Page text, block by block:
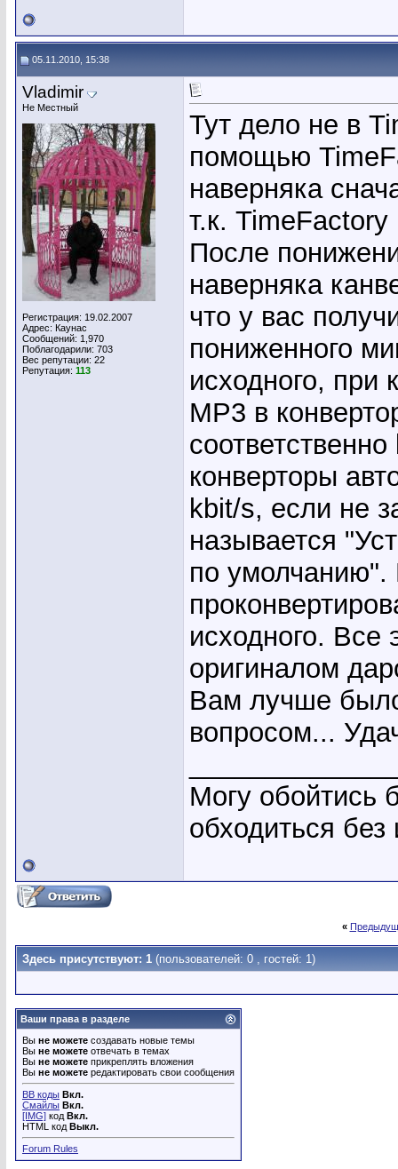
05.11.2010, 15:38
Vladimir
Не Местный
Регистрация: 19.02.2007
Адрес: Каунас
Сообщений: 1,970
Поблагодарили: 703
Вес репутации: 22
Репутация: 113
Тут дело не в
помощью
наверняка
т.к.
После
наверняка
что у вас
пониженного
исходного, при
MP3 в
конверторы
kbit/s, если не
называется
по умолчанию".
исходного. Все
оригиналом
Вам лучше
вопросом...
Могу обойтись
обходиться
«
Здесь присутствуют: 1 (пользователей: 0 , гостей: 1)
Ваши права в разделе
Вы не можете создавать новые темы
Вы не можете отвечать в темах
Вы не можете прикреплять вложения
Вы не можете редактировать свои сообщения
BB коды Вкл.
Смайлы Вкл.
[IMG] код Вкл.
HTML код Выкл.
Forum Rules